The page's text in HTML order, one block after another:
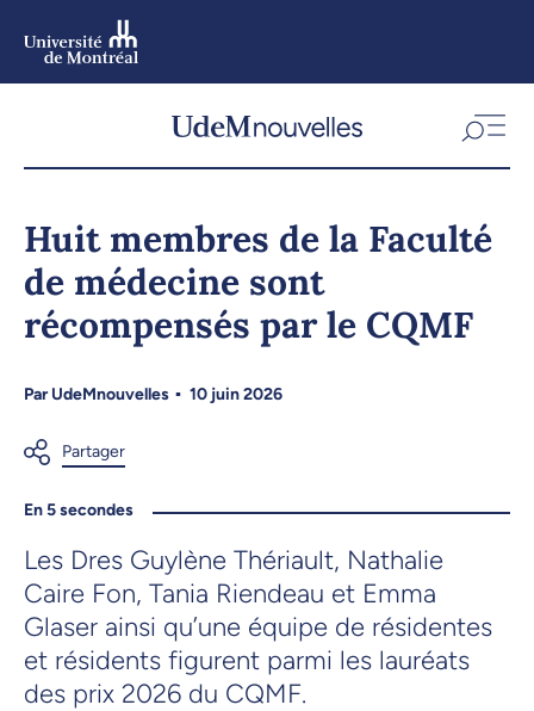
Huit membres de la Faculté
de médecine sont
récompensés par le CQMF
ParUdeMnouvelles 10 juin 2026
En 5 secondes
Les Dres Guylène Thériault, Nathalie
Caire Fon, Tania Riendeau et Emma
Glaser ainsi qu’une équipe de résidentes
et résidents figurent parmi les lauréats
des prix 2026 du CQMF.